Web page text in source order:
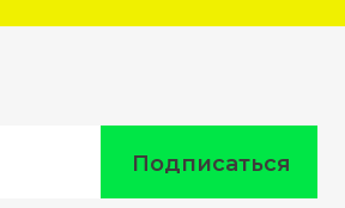
Подписаться